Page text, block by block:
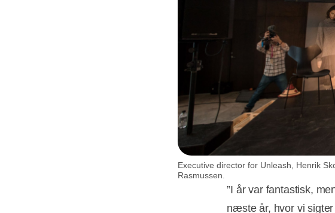
Executive director for Unleash, Henrik
Rasmussen.
”I år var fantastisk,
næste år, hvor vi